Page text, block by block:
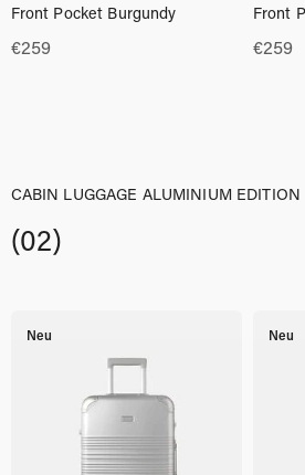
€259
Front Pocket Burgundy
€259
Front
CABIN LUGGAGE ALUMINIUM EDITION
(02)
Neu Neu